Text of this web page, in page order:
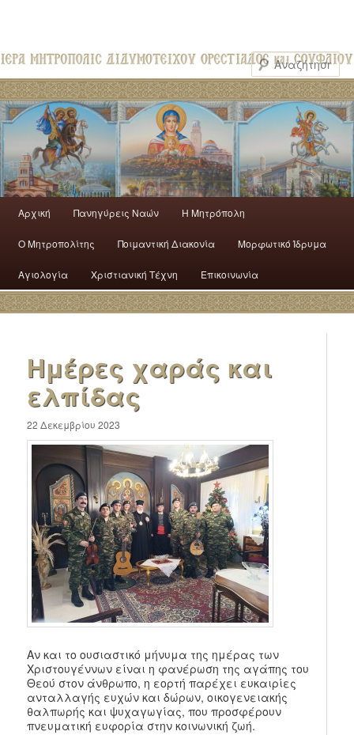
Αρχική Πανηγύρεις Ναών H Mητρόπολη
Ο Mητροπολίτης Ποιμαντική Διακονία Μορφωτικό Ίδρυμα
Αγιολογία Χριστιανική Τέχνη Επικοινωνία
Ημέρες χαράς και
ελπίδας
22 Δεκεμβρίου 2023
Αν και το ουσιαστικό μήνυμα της ημέρας των
Χριστουγέννων είναι η φανέρωση της αγάπης του
Θεού στον άνθρωπο, η εορτή παρέχει ευκαιρίες
ανταλλαγής ευχών και δώρων, οικογενειακής
θαλπωρής και ψυχαγωγίας, που προσφέρουν
πνευματική ευφορία στην κοινωνική ζωή.